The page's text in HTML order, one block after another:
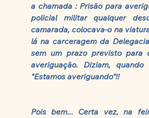
a chamada : Prisão para
policial militar qualquer
camarada, colocava-o na
lá na carceragem da
sem um prazo previsto para
averiguação. Diziam, quando
"Estamos averiguando"!!
Pois bem... Certa vez, na